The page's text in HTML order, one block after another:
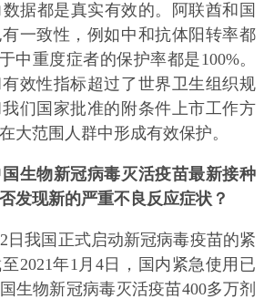
数据都是真实有效的。阿联酋和国
一致性，例如中和抗体阳转率都
中重度症者的保护率都是100%。
效性指标超过了世界卫生组织规
们国家批准的附条件上市工作方
大范围人群中形成有效保护。
生物新冠病毒灭活疫苗最新接种
发现新的严重不良反应症状？
日我国正式启动新冠病毒疫苗的紧
2021年1月4日，国内紧急使用已
生物新冠病毒灭活疫苗400多万剂